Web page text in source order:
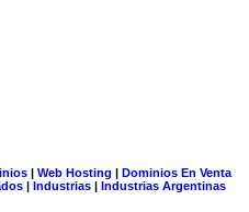
| Web Hosting | Dominios En Venta
| Industrias | Industrias Argentinas